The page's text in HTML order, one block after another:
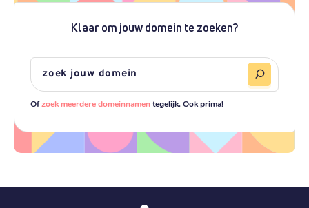
Klaar om jouw domein te zoeken?
Ofzoek meerdere domeinnamentegelijk. Ook prima!